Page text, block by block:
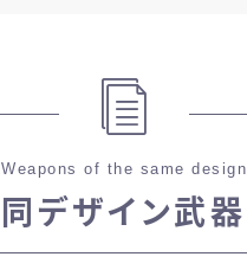
Weapons of the same design
同デザイン武器